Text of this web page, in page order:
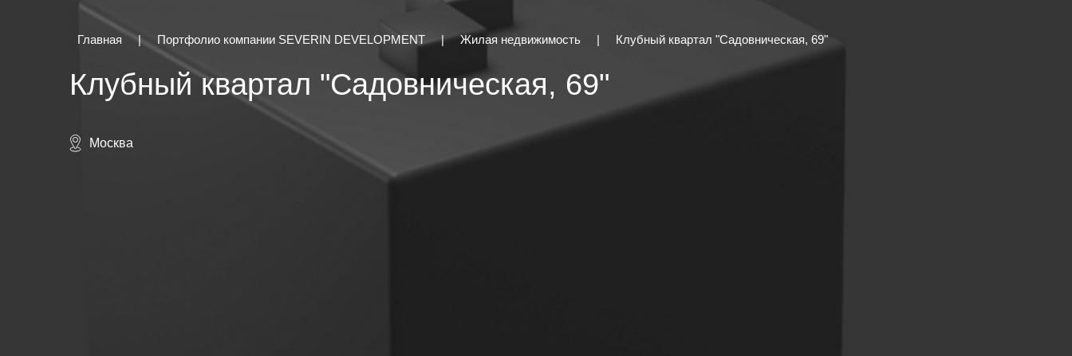
Главная | Портфолио компании SEVERIN DEVELOPMENT | Жилая недвижимость | Клубный квартал "Садовническая, 69"
Клубный квартал "Садовническая, 69"
Москва